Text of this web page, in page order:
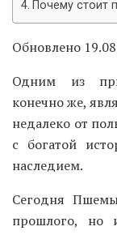
Почему стоит
Обновлено
Одним из
конечно же,
недалеко от
с богатой
наследием.
Сегодня
прошлого, но